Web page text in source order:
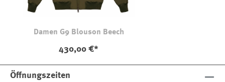
Damen G9 Blouson Beech
430,00 €*
Öffnungszeiten